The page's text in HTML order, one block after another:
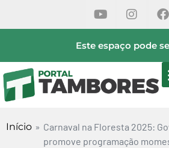
Este espaço pode
Início » Carnaval na Floresta 2025:
promove programação